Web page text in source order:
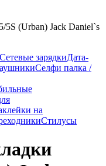
5S (Urban) Jack Daniel`s
Сетевые зарядкиДата-
Селфи палка /
на
Стилусы